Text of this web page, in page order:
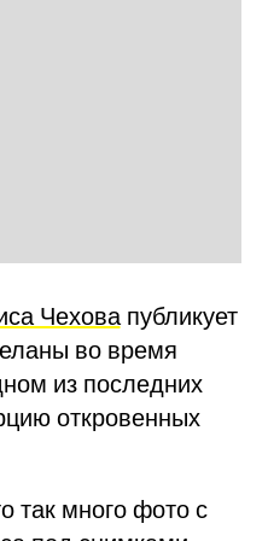
Чеховапубликует
во время
из последних
откровенных
так много фото с